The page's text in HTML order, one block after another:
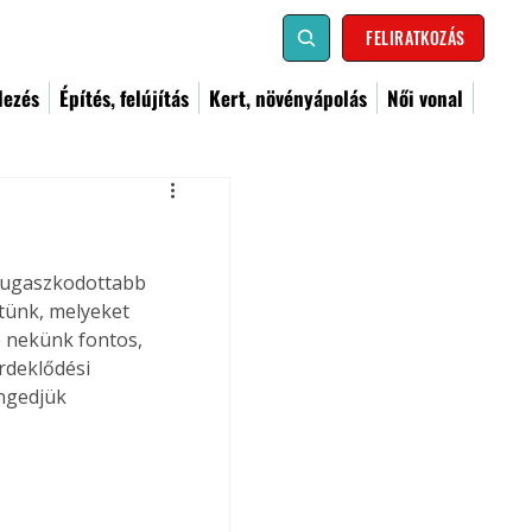
FELIRATKOZÁS
Építés, felújítás Kert, növényápolás Női vonal
melyeket
nekünk fontos,